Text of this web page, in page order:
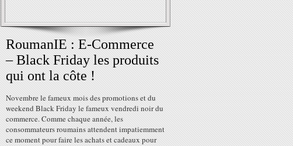
RoumanIE : E-Commerce
– Black Friday les produits
qui ont la côte !
Novembre le fameux mois des promotions et du
weekend Black Friday le fameux vendredi noir du
commerce. Comme chaque année, les
consommateurs roumains attendent impatiemment
ce moment pour faire les achats et cadeaux pour